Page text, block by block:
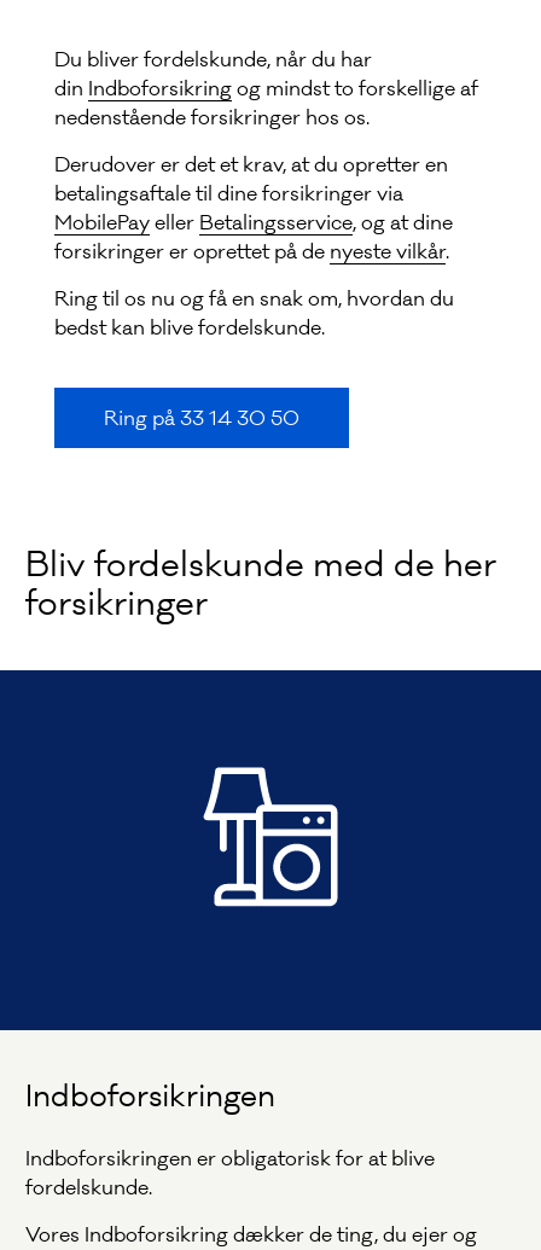
Du bliver fordelskunde, når du har
din Indboforsikring og mindst to forskellige af
nedenstående forsikringer hos os.
Derudover er det et krav, at du opretter en
betalingsaftale til dine forsikringer via
MobilePay eller Betalingsservice, og at dine
forsikringer er oprettet på de nyeste vilkår.
Ring til os nu og få en snak om, hvordan du
bedst kan blive fordelskunde.
Ring på 33 14 30 50
Bliv fordelskunde med de her
forsikringer
Indboforsikringen
Indboforsikringen er obligatorisk for at blive
fordelskunde.
Vores Indboforsikring dækker de ting, du ejer og